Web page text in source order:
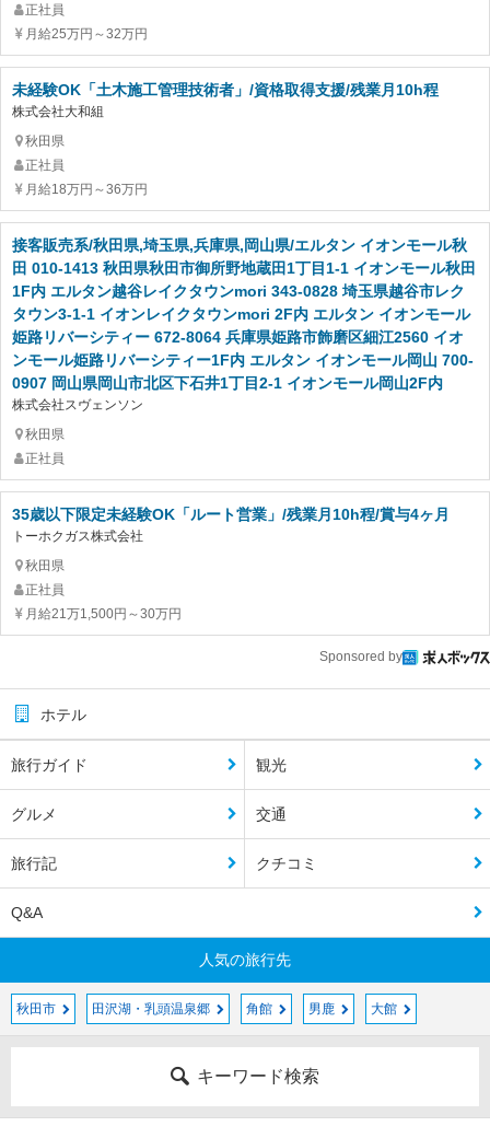
正社員
月給25万円～32万円
未経験OK「土木施工管理技術者」/資格取得支援/残業月10h程
株式会社大和組
秋田県
正社員
月給18万円～36万円
接客販売系/秋田県,埼玉県,兵庫県,岡山県/エルタン イオンモール秋
田 010-1413 秋田県秋田市御所野地蔵田1丁目1-1 イオンモール秋田
1F内 エルタン越谷レイクタウンmori 343-0828 埼玉県越谷市レク
タウン3-1-1 イオンレイクタウンmori 2F内 エルタン イオンモール
姫路リバーシティー 672-8064 兵庫県姫路市飾磨区細江2560 イオ
ンモール姫路リバーシティー1F内 エルタン イオンモール岡山 700-
0907 岡山県岡山市北区下石井1丁目2-1 イオンモール岡山2F内
株式会社スヴェンソン
秋田県
正社員
35歳以下限定未経験OK「ルート営業」/残業月10h程/賞与4ヶ月
トーホクガス株式会社
秋田県
正社員
月給21万1,500円～30万円
Sponsored by
ホテル
旅行ガイド 観光
グルメ 交通
旅行記 クチコミ
Q&A
人気の旅行先
秋田市 田沢湖・乳頭温泉郷 角館 男鹿 大館
キーワード検索